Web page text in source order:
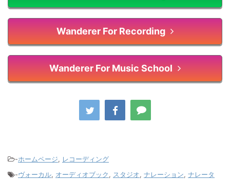
Wanderer For Recording
Wanderer For Music School
-ホームページ, レコーディング
-ヴォーカル, オーディオブック, スタジオ, ナレーション, ナレータ